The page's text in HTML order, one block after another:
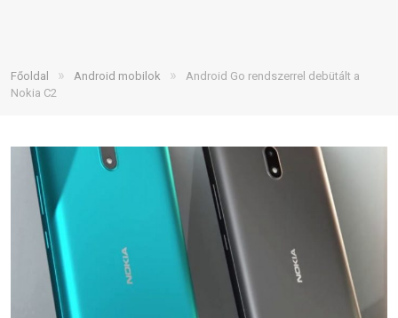
Főoldal » Android mobilok »
Android Go rendszerrel debütált a
Nokia C2